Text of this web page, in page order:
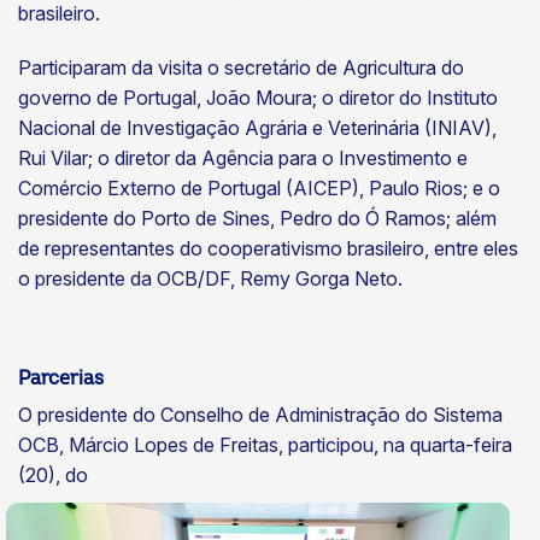
brasileiro.
Participaram da visita o secretário de Agricultura do
governo de Portugal, João Moura; o diretor do Instituto
Nacional de Investigação Agrária e Veterinária (INIAV),
Rui Vilar; o diretor da Agência para o Investimento e
Comércio Externo de Portugal (AICEP), Paulo Rios; e o
presidente do Porto de Sines, Pedro do Ó Ramos; além
de representantes do cooperativismo brasileiro, entre eles
o presidente da OCB/DF, Remy Gorga Neto.
Parcerias
O presidente do Conselho de Administração do Sistema
OCB, Márcio Lopes de Freitas, participou, na quarta-feira
(20), do